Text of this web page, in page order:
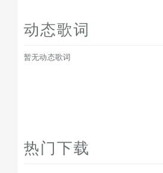
动态歌词
暂无动态歌词
热门下载